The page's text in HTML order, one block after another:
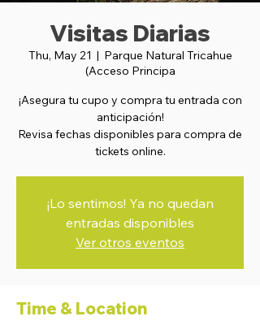
Visitas Diarias
Thu, May 21
  |
Parque Natural Tricahue
(Acceso Principa
¡Asegura tu cupo y compra tu entrada con
anticipación!
Revisa fechas disponibles para compra de
tickets online.
¡Lo sentimos! Ya no quedan
entradas disponibles
Ver otros eventos
Time & Location